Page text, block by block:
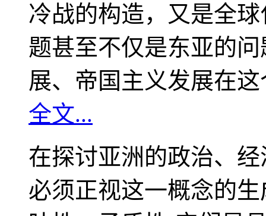
冷战的构造，又是全
题甚至不仅是东亚的
展、帝国主义发展在
全文...
在探讨亚洲的政治、
必须正视这一概念的